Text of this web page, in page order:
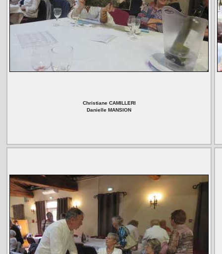
Christiane CAMILLERI
Danielle MANSION